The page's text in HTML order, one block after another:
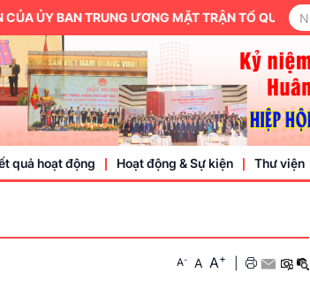
BAN TRUNG ƯƠNG MẶT TRẬN TỔ QUỐC VIỆT
quả hoạt động Hoạt động & Sự kiện
Trung ương hội
Thành viên
Thư viện
Video
Văn bản
A- A A+